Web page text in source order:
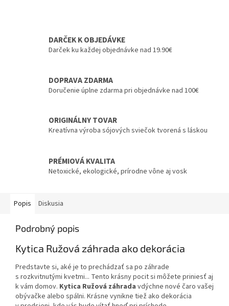
DARČEK K OBJEDÁVKE
Darček ku každej objednávke nad 19.90€
DOPRAVA ZDARMA
Doručenie úplne zdarma pri objednávke nad 100€
ORIGINÁLNY TOVAR
Kreatívna výroba sójových sviečok tvorená s láskou
PRÉMIOVÁ KVALITA
Netoxické, ekologické, prírodne vône aj vosk
Popis Diskusia
Podrobný popis
Kytica Ružová záhrada ako dekorácia
Predstavte si, aké je to prechádzať sa po záhrade
s rozkvitnutými kvetmi... Tento krásny pocit si môžete priniesť aj
k vám domov. Kytica Ružová záhrada vdýchne nové čaro vašej
obývačke alebo spálni. Krásne vynikne tiež ako dekorácia